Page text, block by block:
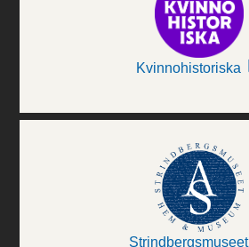
Kvinnohistoriska
Strindbergsmuseet